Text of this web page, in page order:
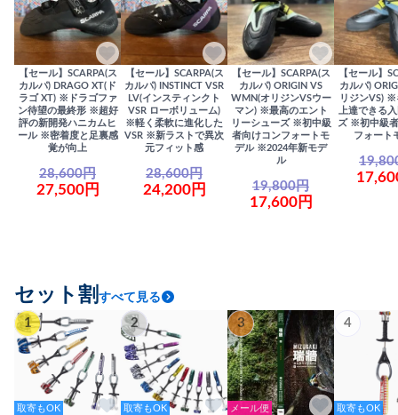
【セール】SCARPA(ス
カルパ) DRAGO XT(ド
ラゴ XT) ※ドラゴファ
ン待望の最終形 ※超好
評の新開発ハニカムヒ
ール ※密着度と足裏感
覚が向上
28,600円
27,500円
【セール】SCARPA(ス
カルパ) INSTINCT VSR
LV(インスティンクト
VSR ローボリューム)
※軽く柔軟に進化した
VSR ※新ラストで異次
元フィット感
28,600円
24,200円
【セール】SCARPA(ス
カルパ) ORIGIN VS
WMN(オリジンVSウー
マン) ※最高のエント
リーシューズ ※初中級
者向けコンフォートモ
デル ※2024年新モデ
ル
19,800円
17,600円
【セール】
カルパ)
リジンVS) ※
上達できる
ズ ※初中級
フォート
セット割 すべて見る
1
取寄もOK
2
取寄もOK
3
メール便
4
取寄もOK